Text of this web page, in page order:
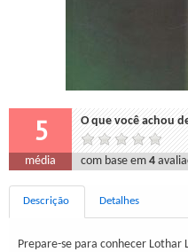
5 O que você achou
média com base em4
Descrição Detalhes
Prepare-se para conhecer